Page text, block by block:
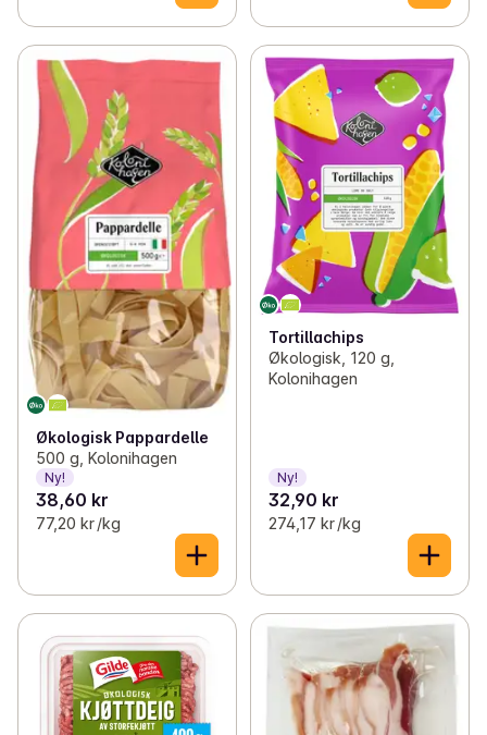
Økologisk Pappardelle
500 g, Kolonihagen
Ny!
38,60 kr
77,20 kr /kg
Tortillachips
Økologisk, 120 g,
Kolonihagen
Ny!
32,90 kr
274,17 kr /kg